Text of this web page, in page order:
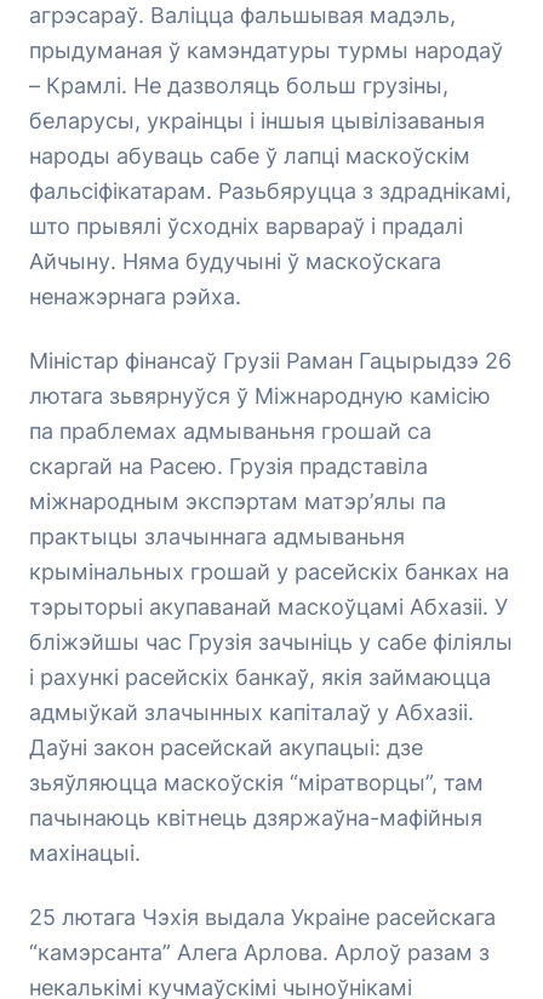
агрэсараў. Валіцца фальшывая мадэль,
прыдуманая ў камэндатуры турмы народаў
– Крамлі. Не дазволяць больш грузіны,
беларусы, украінцы і іншыя цывілізаваныя
народы абуваць сабе ў лапці маскоўскім
фальсіфікатарам. Разьбяруцца з здраднікамі,
што прывялі ўсходніх варвараў і прадалі
Айчыну. Няма будучыні ў маскоўскага
ненажэрнага рэйха.
Міністар фінансаў Грузіі Раман Гацырыдзэ 26
лютага зьвярнуўся ў Міжнародную камісію
па праблемах адмываньня грошай са
скаргай на Расею. Грузія прадставіла
міжнародным экспэртам матэр’ялы па
практыцы злачыннага адмываньня
крымінальных грошай у расейскіх банках на
тэрыторыі акупаванай маскоўцамі Абхазіі. У
бліжэйшы час Грузія зачыніць у сабе філіялы
і рахункі расейскіх банкаў, якія займаюцца
адмыўкай злачынных капіталаў у Абхазіі.
Даўні закон расейскай акупацыі: дзе
зьяўляюцца маскоўскія “міратворцы”, там
пачынаюць квітнець дзяржаўна-мафійныя
махінацыі.
25 лютага Чэхія выдала Украіне расейскага
“камэрсанта” Алега Арлова. Арлоў разам з
некалькімі кучмаўскімі чыноўнікамі